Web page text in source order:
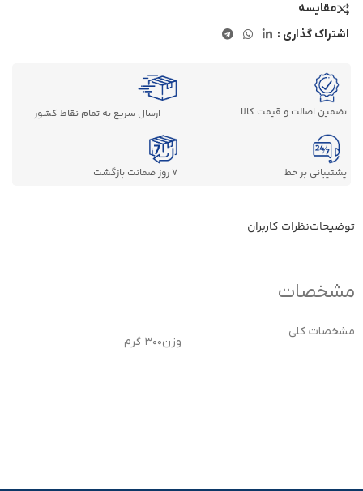
مقایسه
اشتراک گذاری :
تضمین اصالت و قیمت کالا ارسال سریع به تمام نقاط کشور
پشتیبانی بر خط 7 روز ضمانت بازگشت
توضیحاتنظرات کاربران
مشخصات
مشخصات کلی
وزن۳۰۰ گرم